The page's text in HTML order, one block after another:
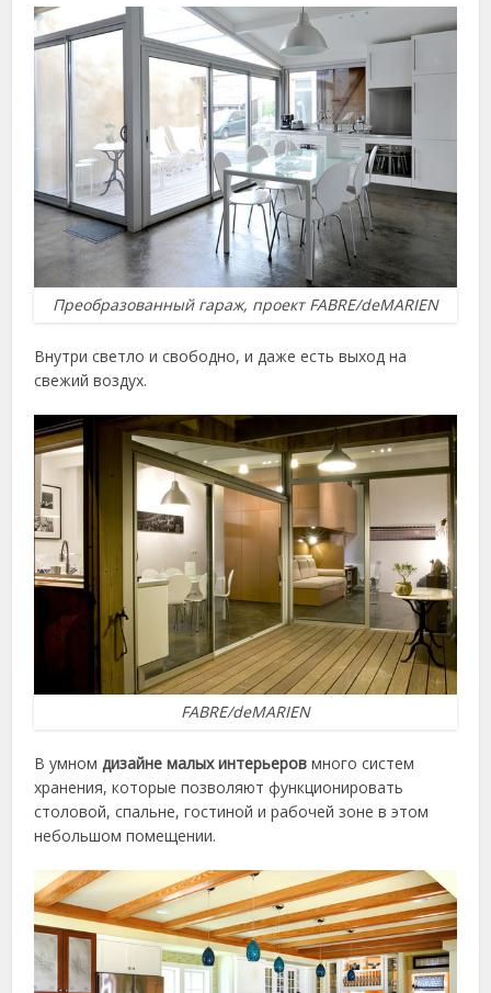
Преобразованный гараж, проект FABRE/deMARIEN
Внутри светло и свободно, и даже есть выход на
свежий воздух.
FABRE/deMARIEN
В умномдизайне малых интерьеров много систем
хранения, которые позволяют функционировать
столовой, спальне, гостиной и рабочей зоне в этом
небольшом помещении.